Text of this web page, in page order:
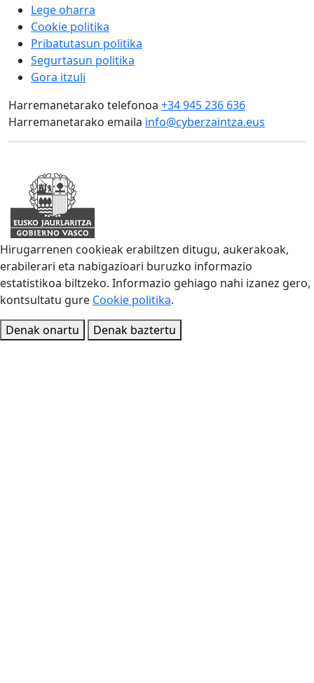
Lege oharra
Cookie politika
Pribatutasun politika
Segurtasun politika
Gora itzuli
Harremanetarako telefonoa +34 945 236 636
Harremanetarako emaila info@cyberzaintza.eus
Hirugarrenen cookieak erabiltzen ditugu, aukerakoak,
erabilerari eta nabigazioari buruzko informazio
estatistikoa biltzeko. Informazio gehiago nahi izanez gero,
kontsultatu gure Cookie politika.
Denak onartu
Denak baztertu